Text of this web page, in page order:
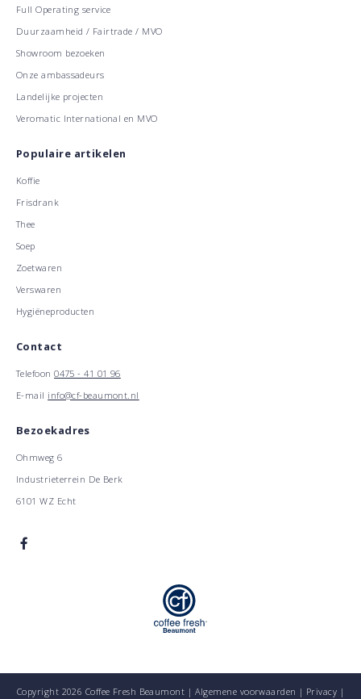
Full Operating service
Duurzaamheid / Fairtrade / MVO
Showroom bezoeken
Onze ambassadeurs
Landelijke projecten
Veromatic International en MVO
Populaire artikelen
Koffie
Frisdrank
Thee
Soep
Zoetwaren
Verswaren
Hygiëneproducten
Contact
Telefoon0475 - 41 01 96
E-mail info@cf-beaumont.nl
Bezoekadres
Ohmweg 6
Industrieterrein De Berk
6101 WZ Echt
Copyright 2026 Coffee Fresh Beaumont | Algemene voorwaarden | Privacy |